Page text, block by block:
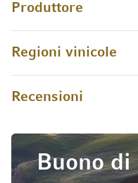
Produttore
Regioni vinicole
Recensioni
Buono di